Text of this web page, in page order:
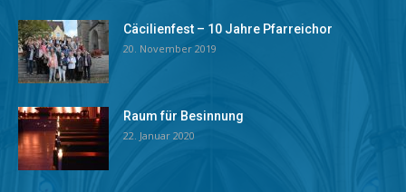
Cäcilienfest – 10 Jahre Pfarreichor
20. November 2019
Raum für Besinnung
22. Januar 2020